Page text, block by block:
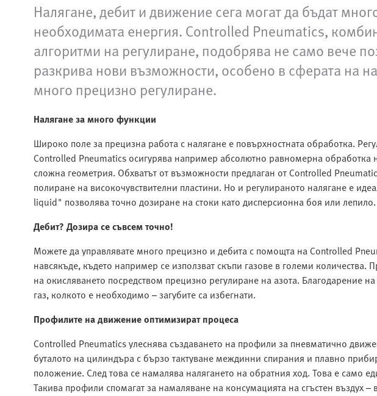
Налягане, дебит и движение сега могат да бъдат
необходимата енергия. Controlled Pneumatics,
алгоритми на регулиране, подобрява не само вече
разкрива нови възможности, особено в сферата на
много прецизно регулиране.
Налягане за много функции
Широко поле за прецизна работа с налягане е повърхностната обработка.
Controlled Pneumatics осигурява например абсолютно равномерна обработка
сложна геометрия. Обхватът от възможности предлаган от Controlled
полиране на високочувствителни пластини. Но и регулираното налягане е
liquid" позволява точно дозиране на стоки като дисперсионна боя или лепило.
Дебит? Дозира се съвсем точно!
Можете да управлявате много прецизно и дебита с помощта на Controlled
навсякъде, където например се използват скъпи газове в големи количества.
на окисляването посредством прецизно регулиране на азота. Благодарение
газ, колкото е необходимо – загубите са избегнати.
Профилите на движение оптимизират процеса
Controlled Pneumatics улеснява създаването на профили за пневматично
буталото на цилиндъра с бързо тактуване междинни спирания и плавно
положение. След това се намалява налягането на обратния ход. Това е само
Такива профили спомагат за намаляване на консумацията на сгъстен въздух –